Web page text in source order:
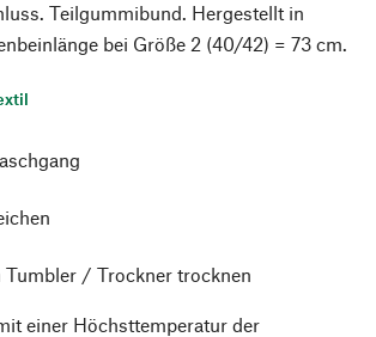
Teilgummibund. Hergestellt in
bei Größe 2 (40/42) = 73 cm.
Tumbler / Trockner trocknen
einer Höchsttemperatur der